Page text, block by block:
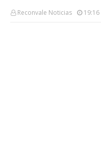
Reconvale Noticias 19:16